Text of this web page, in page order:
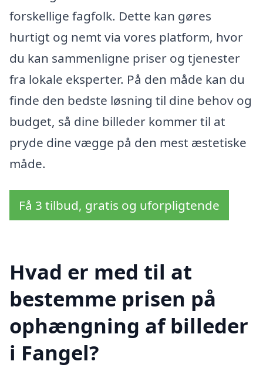
forskellige fagfolk. Dette kan gøres
hurtigt og nemt via vores platform, hvor
du kan sammenligne priser og tjenester
fra lokale eksperter. På den måde kan du
finde den bedste løsning til dine behov og
budget, så dine billeder kommer til at
pryde dine vægge på den mest æstetiske
måde.
Få 3 tilbud, gratis og uforpligtende
Hvad er med til at
bestemme prisen på
ophængning af billeder
i Fangel?